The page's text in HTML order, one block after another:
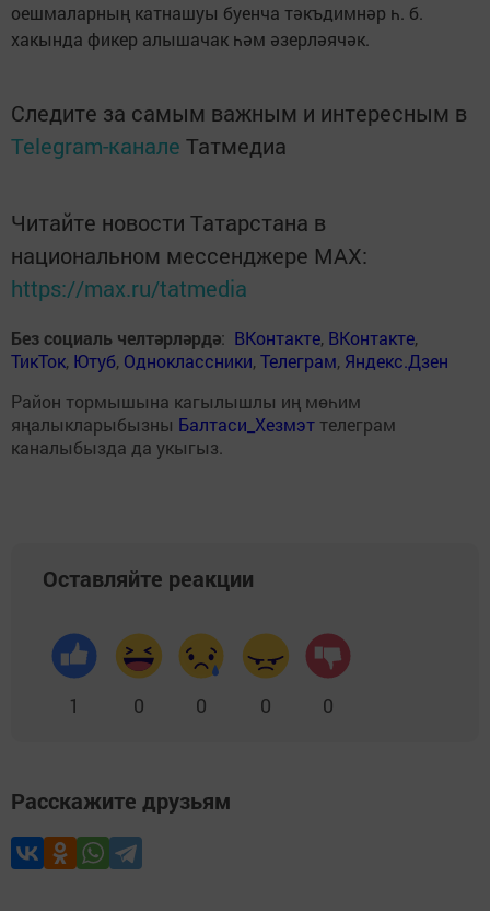
оешмаларның катнашуы буенча тәкъдимнәр һ. б.
хакында фикер алышачак һәм әзерләячәк.
Следите за самым важным и интересным в
Telegram-канале Татмедиа
Читайте новости Татарстана в
национальном мессенджере MАХ:
https://max.ru/tatmedia
Без социаль челтәрләрдә: ВКонтакте, ВКонтакте,
ТикТок, Ютуб, Одноклассники,Телеграм, Яндекс.Дзен
Район тормышына кагылышлы иң мөһим
яңалыкларыбызны Балтаси_Хезмэт телеграм
каналыбызда да укыгыз.
Оставляйте реакции
1 0 0 0 0
Расскажите друзьям